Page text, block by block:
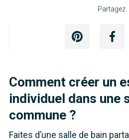
Partagez
Comment créer un
individuel dans une
commune ?
Faites d’une salle de bain